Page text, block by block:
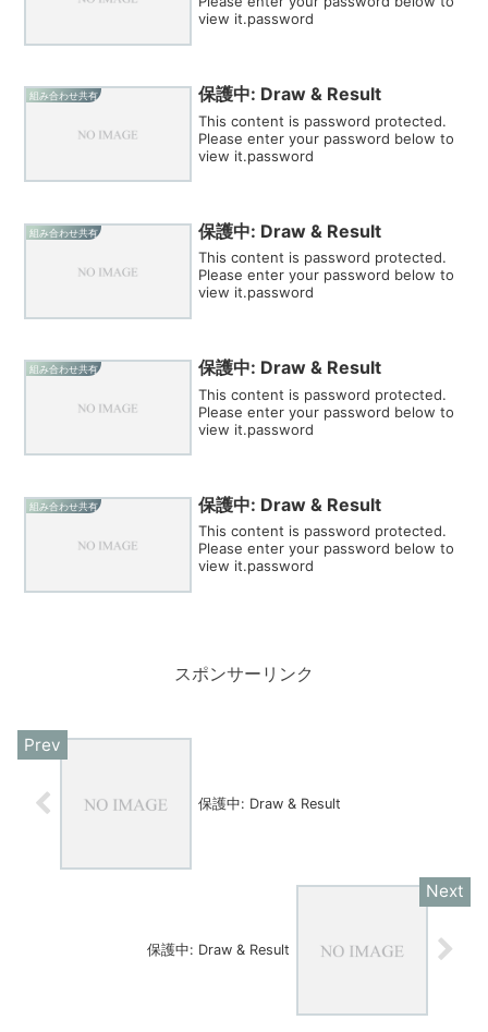
view it.password
組み合わせ共有 保護中: Draw & Result
This content is password protected.
Please enter your password below to
view it.password
組み合わせ共有 保護中: Draw & Result
This content is password protected.
Please enter your password below to
view it.password
組み合わせ共有 保護中: Draw & Result
This content is password protected.
Please enter your password below to
view it.password
組み合わせ共有 保護中: Draw & Result
This content is password protected.
Please enter your password below to
view it.password
スポンサーリンク
保護中: Draw & Result
保護中: Draw & Result